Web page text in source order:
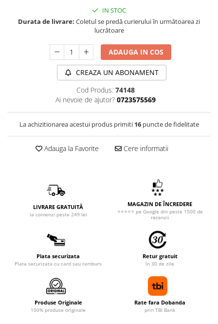
IN STOC
Durata de livrare: Coletul se predă curierului în următoarea zi
lucrătoare
ADAUGA IN COS
CREAZA UN ABONAMENT
Cod Produs: 74148
Ai nevoie de ajutor? 0723575569
La achizitionarea acestui produs primiti 16puncte de fidelitate
Adauga la Favorite Cere informatii
LIVRARE GRATUITĂ
la comenzi peste 249 lei
MAGAZIN DE ÎNCREDERE
⭐⭐⭐⭐⭐ pe Google din peste 1500 de
recenzii
Plata securizata
Plata securizata cu card sau ramburs
Retur gratuit
în 30 de zile
Produse Originale
100% produse originale
Rate fara Dobanda
prin TBI Bank